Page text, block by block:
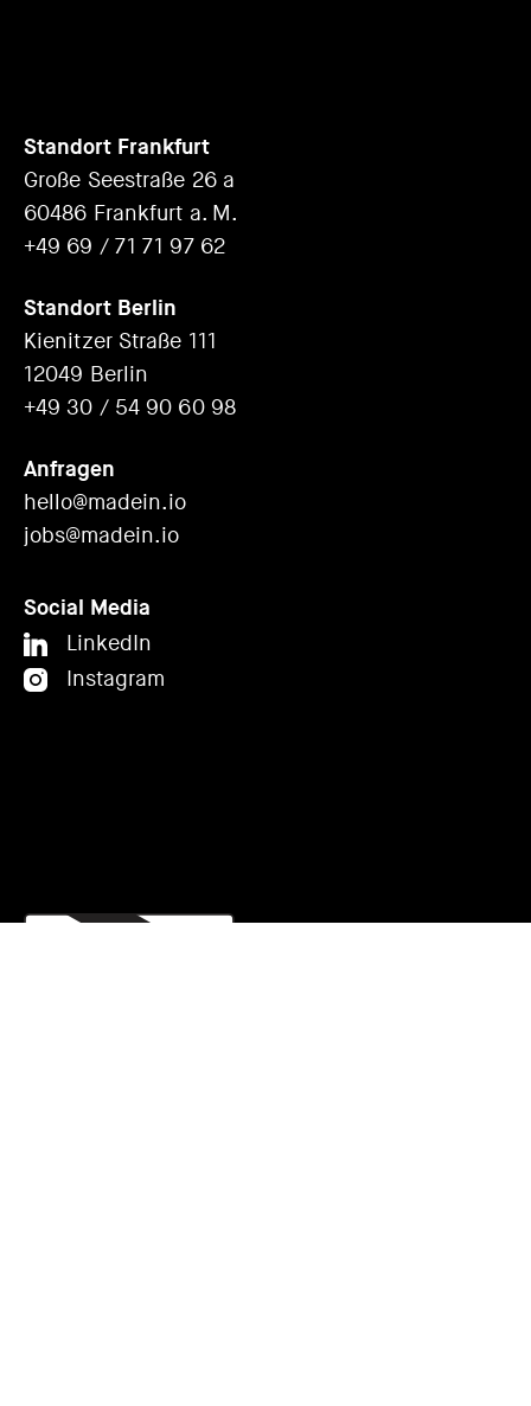
Standort Frankfurt
Große Seestraße 26 a
60486 Frankfurt a. M.
+49 69 / 71 71 97 62
Standort Berlin
Kienitzer Straße 111
12049 Berlin
+49 30 / 54 90 60 98
Anfragen
hello@madein.io
jobs@madein.io
Social Media
LinkedIn
Instagram